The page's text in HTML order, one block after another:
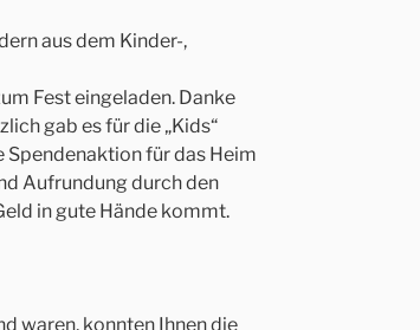
aus dem Kinder-,
Fest eingeladen. Danke
gab es für die „Kids“
Spendenaktion für das Heim
Aufrundung durch den
in gute Hände kommt.
waren, konnten Ihnen die